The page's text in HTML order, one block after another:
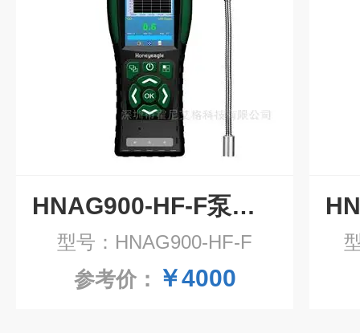
HNAG900-HF-F泵吸式氟化氢气体报警器
型号：HNAG900-HF-F
参考价： ￥4000